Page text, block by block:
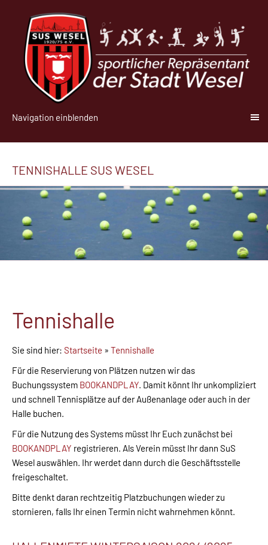
Navigation einblenden
TENNISHALLE SUS WESEL
Tennishalle
Sie sind hier: Startseite » Tennishalle
Für die Reservierung von Plätzen nutzen wir das
Buchungssystem BOOKANDPLAY. Damit könnt Ihr unkompliziert
und schnell Tennisplätze auf der Außenanlage oder auch in der
Halle buchen.
Für die Nutzung des Systems müsst Ihr Euch zunächst bei
BOOKANDPLAY registrieren. Als Verein müsst Ihr dann SuS
Wesel auswählen. Ihr werdet dann durch die Geschäftsstelle
freigeschaltet.
Bitte denkt daran rechtzeitig Platzbuchungen wieder zu
stornieren, falls Ihr einen Termin nicht wahrnehmen könnt.